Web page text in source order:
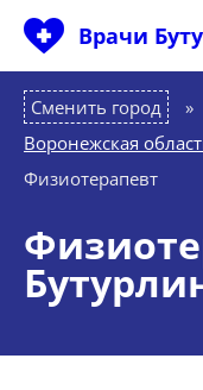
Врачи
Сменить город
Воронежская
Физиотерапевт